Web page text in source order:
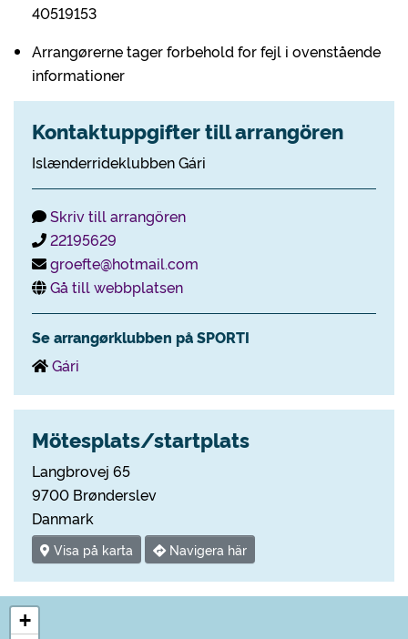
40519153
Arrangørerne tager forbehold for fejl i ovenstående
informationer
Kontaktuppgifter till arrangören
Islænderrideklubben Gári
Skriv till arrangören
22195629
groefte@hotmail.com
Gå till webbplatsen
Se arrangørklubben på SPORTI
Gári
Mötesplats/startplats
Langbrovej 65
9700 Brønderslev
Danmark
Visa på karta Navigera här
+